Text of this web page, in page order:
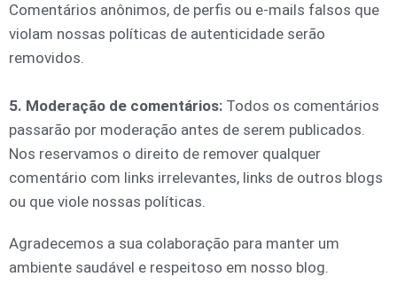
Comentários anônimos, de perfis ou e-mails falsos que
violam nossas políticas de autenticidade serão
removidos.
5. Moderação de comentários: Todos os comentários
passarão por moderação antes de serem publicados.
Nos reservamos o direito de remover qualquer
comentário com links irrelevantes, links de outros blogs
ou que viole nossas políticas.
Agradecemos a sua colaboração para manter um
ambiente saudável e respeitoso em nosso blog.